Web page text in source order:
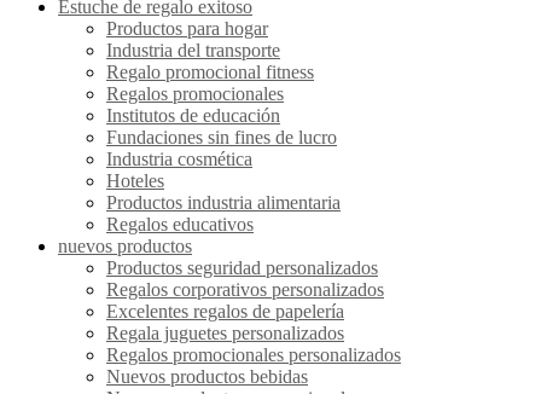
Estuche de regalo exitoso
Productos para hogar
Industria del transporte
Regalo promocional fitness
Regalos promocionales
Institutos de educación
Fundaciones sin fines de lucro
Industria cosmética
Hoteles
Productos industria alimentaria
Regalos educativos
nuevos productos
Productos seguridad personalizados
Regalos corporativos personalizados
Excelentes regalos de papelería
Regala juguetes personalizados
Regalos promocionales personalizados
Nuevos productos bebidas